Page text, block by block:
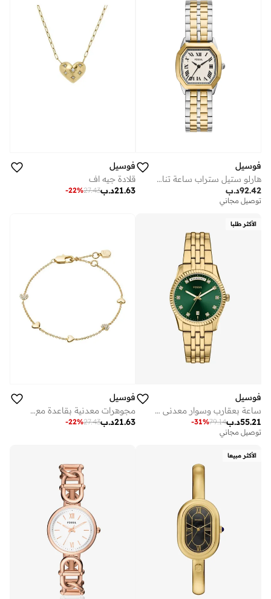
فوسيل
هارلو ستيل ستراب ساعة تناظرية
د.ب92.42
توصيل مجاني
فوسيل
قلادة جيه اف
د.ب21.63
27.43
-22%
الأكثر طلبا
فوسيل
ساعة بعقارب وسوار معدني مطلي بالذهب
د.ب55.21
79.14
-31%
توصيل مجاني
فوسيل
مجوهرات معدنية بقاعدة مع زركونيا مكعب
د.ب21.63
27.43
-22%
الأكثر مبيعا